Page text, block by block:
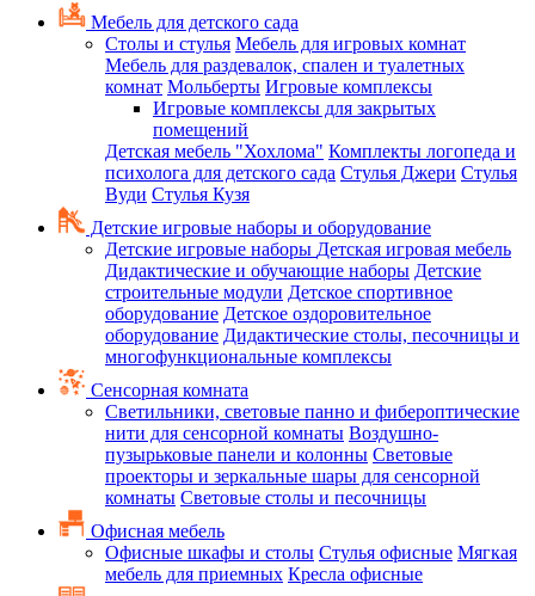
Мебель для детского сада
Столы и стулья Мебель для игровых комнат
Мебель для раздевалок, спален и туалетных
комнат Мольберты Игровые комплексы
Игровые комплексы для закрытых
помещений
Детская мебель "Хохлома" Комплекты логопеда и
психолога для детского сада Стулья Джери Стулья
Вуди Стулья Кузя
Детские игровые наборы и оборудование
Детские игровые наборы Детская игровая мебель
Дидактические и обучающие наборы Детские
строительные модули Детское спортивное
оборудование Детское оздоровительное
оборудование Дидактические столы, песочницы и
многофункциональные комплексы
Сенсорная комната
Светильники, световые панно и фибероптические
нити для сенсорной комнаты Воздушно-
пузырьковые панели и колонны Световые
проекторы и зеркальные шары для сенсорной
комнаты Световые столы и песочницы
Офисная мебель
Офисные шкафы и столы Стулья офисные Мягкая
мебель для приемных Кресла офисные